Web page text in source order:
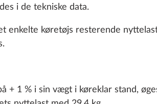
kW / 160 hk,
8-trins
36,4 kg
55.671 kr.
i de tekniske data.
enkelte køretøjs resterende
+ 1 % i sin vægt i køreklar stand,